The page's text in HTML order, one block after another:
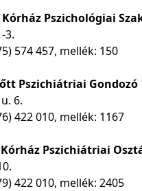
Pszichológiai
3.
574 457, mellék: 150
Pszichiátriai Gondozó
6.
422 010, mellék: 1167
Pszichiátriai
422 010, mellék: 2405